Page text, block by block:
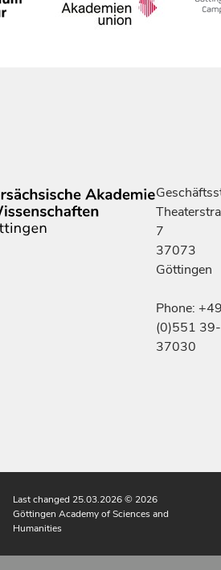
7
37073
Göttingen
Phone:
(0)551 39-
37030
Last changed 25.03.2026© 2026
Göttingen Academy of Sciences and
Humanities